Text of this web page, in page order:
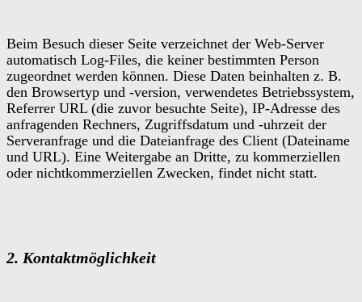
Beim Besuch dieser Seite verzeichnet der Web-Server
automatisch Log-Files, die keiner bestimmten Person
zugeordnet werden können. Diese Daten beinhalten z. B.
den Browsertyp und -version, verwendetes Betriebssystem,
Referrer URL (die zuvor besuchte Seite), IP-Adresse des
anfragenden Rechners, Zugriffsdatum und -uhrzeit der
Serveranfrage und die Dateianfrage des Client (Dateiname
und URL). Eine Weitergabe an Dritte, zu kommerziellen
oder nichtkommerziellen Zwecken, findet nicht statt.
2. Kontaktmöglichkeit